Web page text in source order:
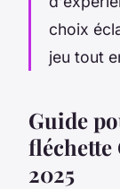
choix
jeu tout
Guide
fléchette
2025